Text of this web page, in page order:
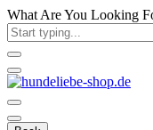
What Are You Looking